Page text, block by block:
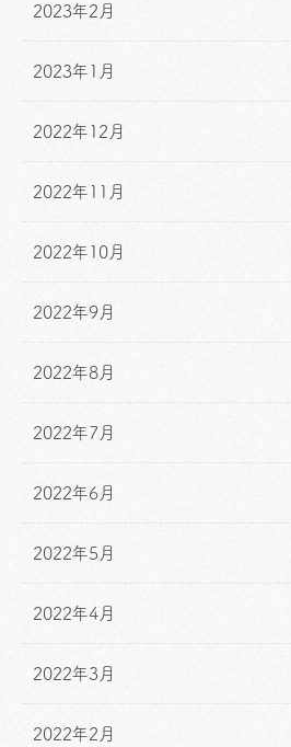
2023年2月
2023年1月
2022年12月
2022年11月
2022年10月
2022年9月
2022年8月
2022年7月
2022年6月
2022年5月
2022年4月
2022年3月
2022年2月